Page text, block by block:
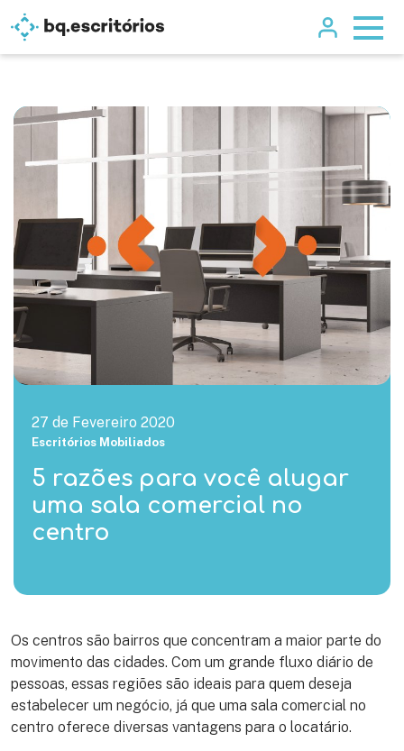
27 de Fevereiro 2020
Escritórios Mobiliados
5 razões para você alugar
uma sala comercial no
centro
Os centros são bairros que concentram a maior parte do
movimento das cidades. Com um grande fluxo diário de
pessoas, essas regiões são ideais para quem deseja
estabelecer um negócio, já que uma sala comercial no
centro oferece diversas vantagens para o locatário.